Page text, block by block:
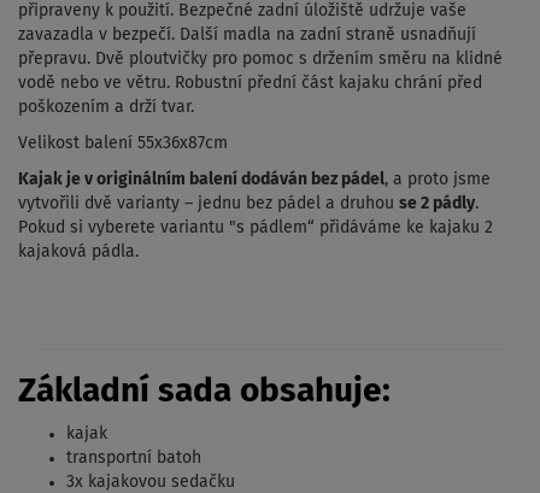
připraveny k použití. Bezpečné zadní úložiště udržuje vaše
zavazadla v bezpečí. Další madla na zadní straně usnadňují
přepravu. Dvě ploutvičky pro pomoc s držením směru na klidné
vodě nebo ve větru. Robustní přední část kajaku chrání před
poškozením a drží tvar.
Velikost balení 55x36x87cm
Kajak je v originálním balení dodáván bez pádel, a proto jsme
vytvořili dvě varianty – jednu bez pádel a druhou se 2 pádly.
Pokud si vyberete variantu "s pádlem“ přidáváme ke kajaku 2
kajaková pádla.
Základní sada obsahuje:
kajak
transportní batoh
3x kajakovou sedačku